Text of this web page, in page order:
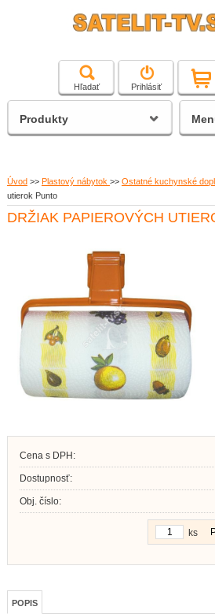
čierna a biela
satelitné prijímače
Hľadať Prihlásiť
Úvod >> Plastový nábytok >> Ostatné kuchynské
utierok Punto
DRŽIAK PAPIEROVÝCH
Cena s DPH:
Dostupnosť:
Obj. číslo:
ks
POPIS
Produkty